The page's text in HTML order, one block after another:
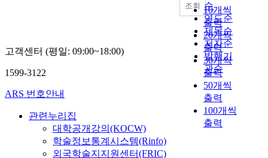
순
연도순
제목순
저자순
발행기
관순
10개씩
출력
20개씩
출력
30개씩
출력
50개씩
출력
100개씩
출력
조회
고객센터 (평일: 09:00~18:00)
1599-3122
ARS 번호안내
관련누리집
대학공개강의(KOCW)
학술정보통계시스템(Rinfo)
외국학술지지원센터(FRIC)